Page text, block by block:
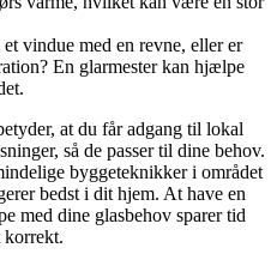
vindue med en revne, eller er
En glarmester kan hjælpe
at du får adgang til lokal
så de passer til dine behov.
byggeteknikker i området
bedst i dit hjem. At have en
med dine glasbehov sparer tid
korrekt.